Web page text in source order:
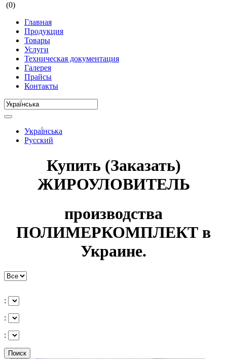
(0)
Главная
Продукция
Товары
Услуги
Техническая документация
Галерея
Прайсы
Контакты
Украї́нська
Русский
Купить (Заказать)
ЖИРОУЛОВИТЕЛЬ
производства
ПОЛИМЕРКОМПЛЕКТ в
Украине.
:
:
:
Поиск